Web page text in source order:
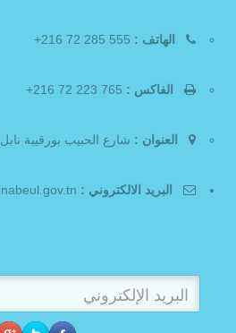
الهاتف :
الفاكس :
العنوان : شارع الحبيب بورقيبة نابل 8000
البريد الالكتروني :